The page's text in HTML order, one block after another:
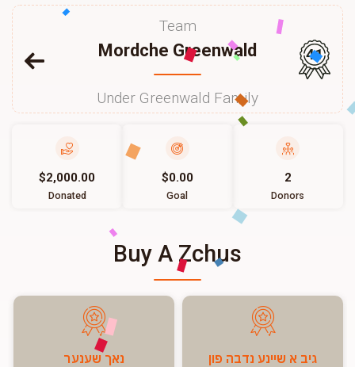
Team
Mordche Greenwald
Under Greenwald Family
41
$2,000.00
Donated
$0.00
Goal
2
Donors
Buy A Zchus
גיב א שיינע נדבה פון נאך שענער